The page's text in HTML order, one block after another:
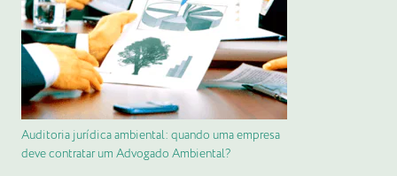
Auditoria jurídica ambiental: quando uma empresa
deve contratar um Advogado Ambiental?